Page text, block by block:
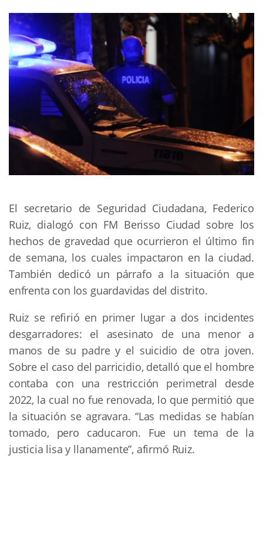
El secretario de Seguridad Ciudadana, Federico
Ruiz, dialogó con FM Berisso Ciudad sobre los
hechos de gravedad que ocurrieron el último fin
de semana, los cuales impactaron en la ciudad.
También dedicó un párrafo a la situación que
enfrenta con los guardavidas del distrito.
Ruiz se refirió en primer lugar a dos incidentes
desgarradores: el asesinato de una menor a
manos de su padre y el suicidio de otra joven.
Sobre el caso del parricidio, detalló que el hombre
contaba con una restricción perimetral desde
2022, la cual no fue renovada, lo que permitió que
la situación se agravara. “Las medidas se habían
tomado, pero caducaron. Fue un tema de la
justicia lisa y llanamente”, afirmó Ruiz.